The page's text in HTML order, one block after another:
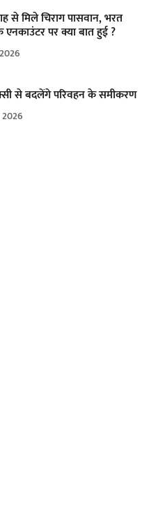
से मिले चिराग पासवान, भरत
एनकाउंटर पर क्या बात हुई ?
से बदलेंगे परिवहन के समीकरण